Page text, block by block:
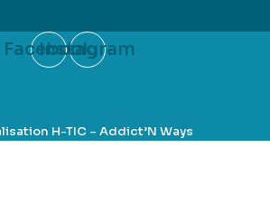
Facebook
Instagram
H-TIC – Addict’N Ways